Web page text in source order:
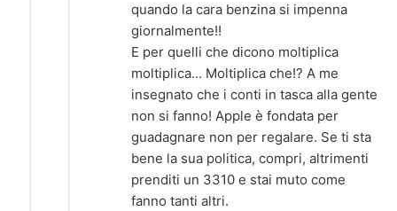
quando la cara benzina si impenna
giornalmente!!
E per quelli che dicono moltiplica
moltiplica... Moltiplica che!? A me
insegnato che i conti in tasca alla gente
non si fanno! Apple è fondata per
guadagnare non per regalare. Se ti sta
bene la sua politica, compri, altrimenti
prenditi un 3310 e stai muto come
fanno tanti altri.